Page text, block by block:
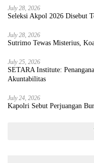
July 28, 2026
Seleksi Akpol 2026 Disebut
July 28, 2026
Sutrimo Tewas Misterius,
July 25, 2026
SETARA Institute:
Akuntabilitas
July 24, 2026
Kapolri Sebut Perjuangan